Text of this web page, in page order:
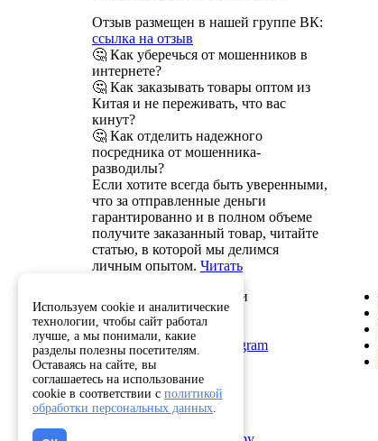
Отзыв размещен в нашей группе ВК:
ссылка на отзыв
🤔 Как уберечься от мошенников в
интернете?
🤔 Как заказывать товары оптом из
Китая и не переживать, что вас
кинут?
🤔 Как отделить надежного
посредника от мошенника-
разводилы?
Если хотите всегда быть уверенными,
что за отправленные деньги
гарантированно и в полном объеме
получите заказанный товар, читайте
статью, в которой мы делимся
личным опытом. Читать
Служба поддержки
8 800 222-82-50
info@optkitai.com
Наш бот в Telegram
Помощь
Используем cookie и аналитические
технологии, чтобы сайт работал
лучше, а мы понимали, какие
разделы полезны посетителям.
Оставаясь на сайте, вы
соглашаетесь на использование
cookie в соответствии с политикой
обработки персональных данных.